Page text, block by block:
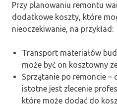
Przy planowaniu remontu
dodatkowe koszty, które
nieoczekiwanie, na przykład:
Transport materiałów
może być on kosztowny
Sprzątanie po remoncie –
istotne jest zlecenie
które może dodać do